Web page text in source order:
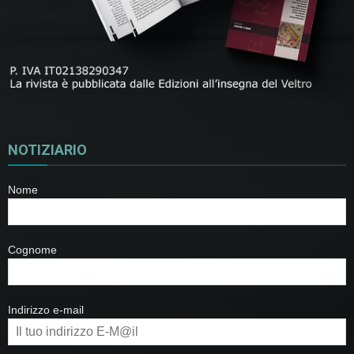
NOTIZIARIO
Nome
Cognome
Indirizzo e-mail